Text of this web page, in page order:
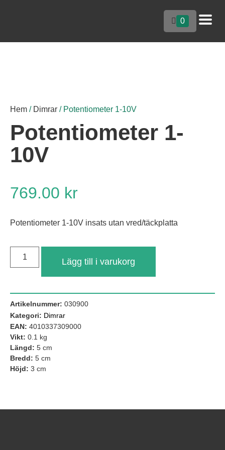
0
Hem / Dimrar / Potentiometer 1-10V
Potentiometer 1-
10V
769.00 kr
Potentiometer 1-10V insats utan vred/täckplatta
Lägg till i varukorg
Artikelnummer: 030900
Kategori: Dimrar
EAN: 4010337309000
Vikt: 0.1 kg
Längd: 5 cm
Bredd: 5 cm
Höjd: 3 cm
Nödvändiga
Dessa kakor
går inte att